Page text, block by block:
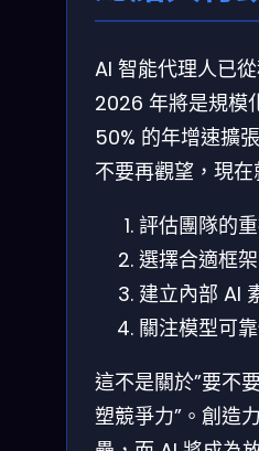
AI 智能代理人已
2026 年將是規模
50% 的年增速擴
不要再觀望，現在
評估團隊的
選擇合適框
建立內部 AI
關注模型可
這不是關於”要不
塑競爭力”。創造